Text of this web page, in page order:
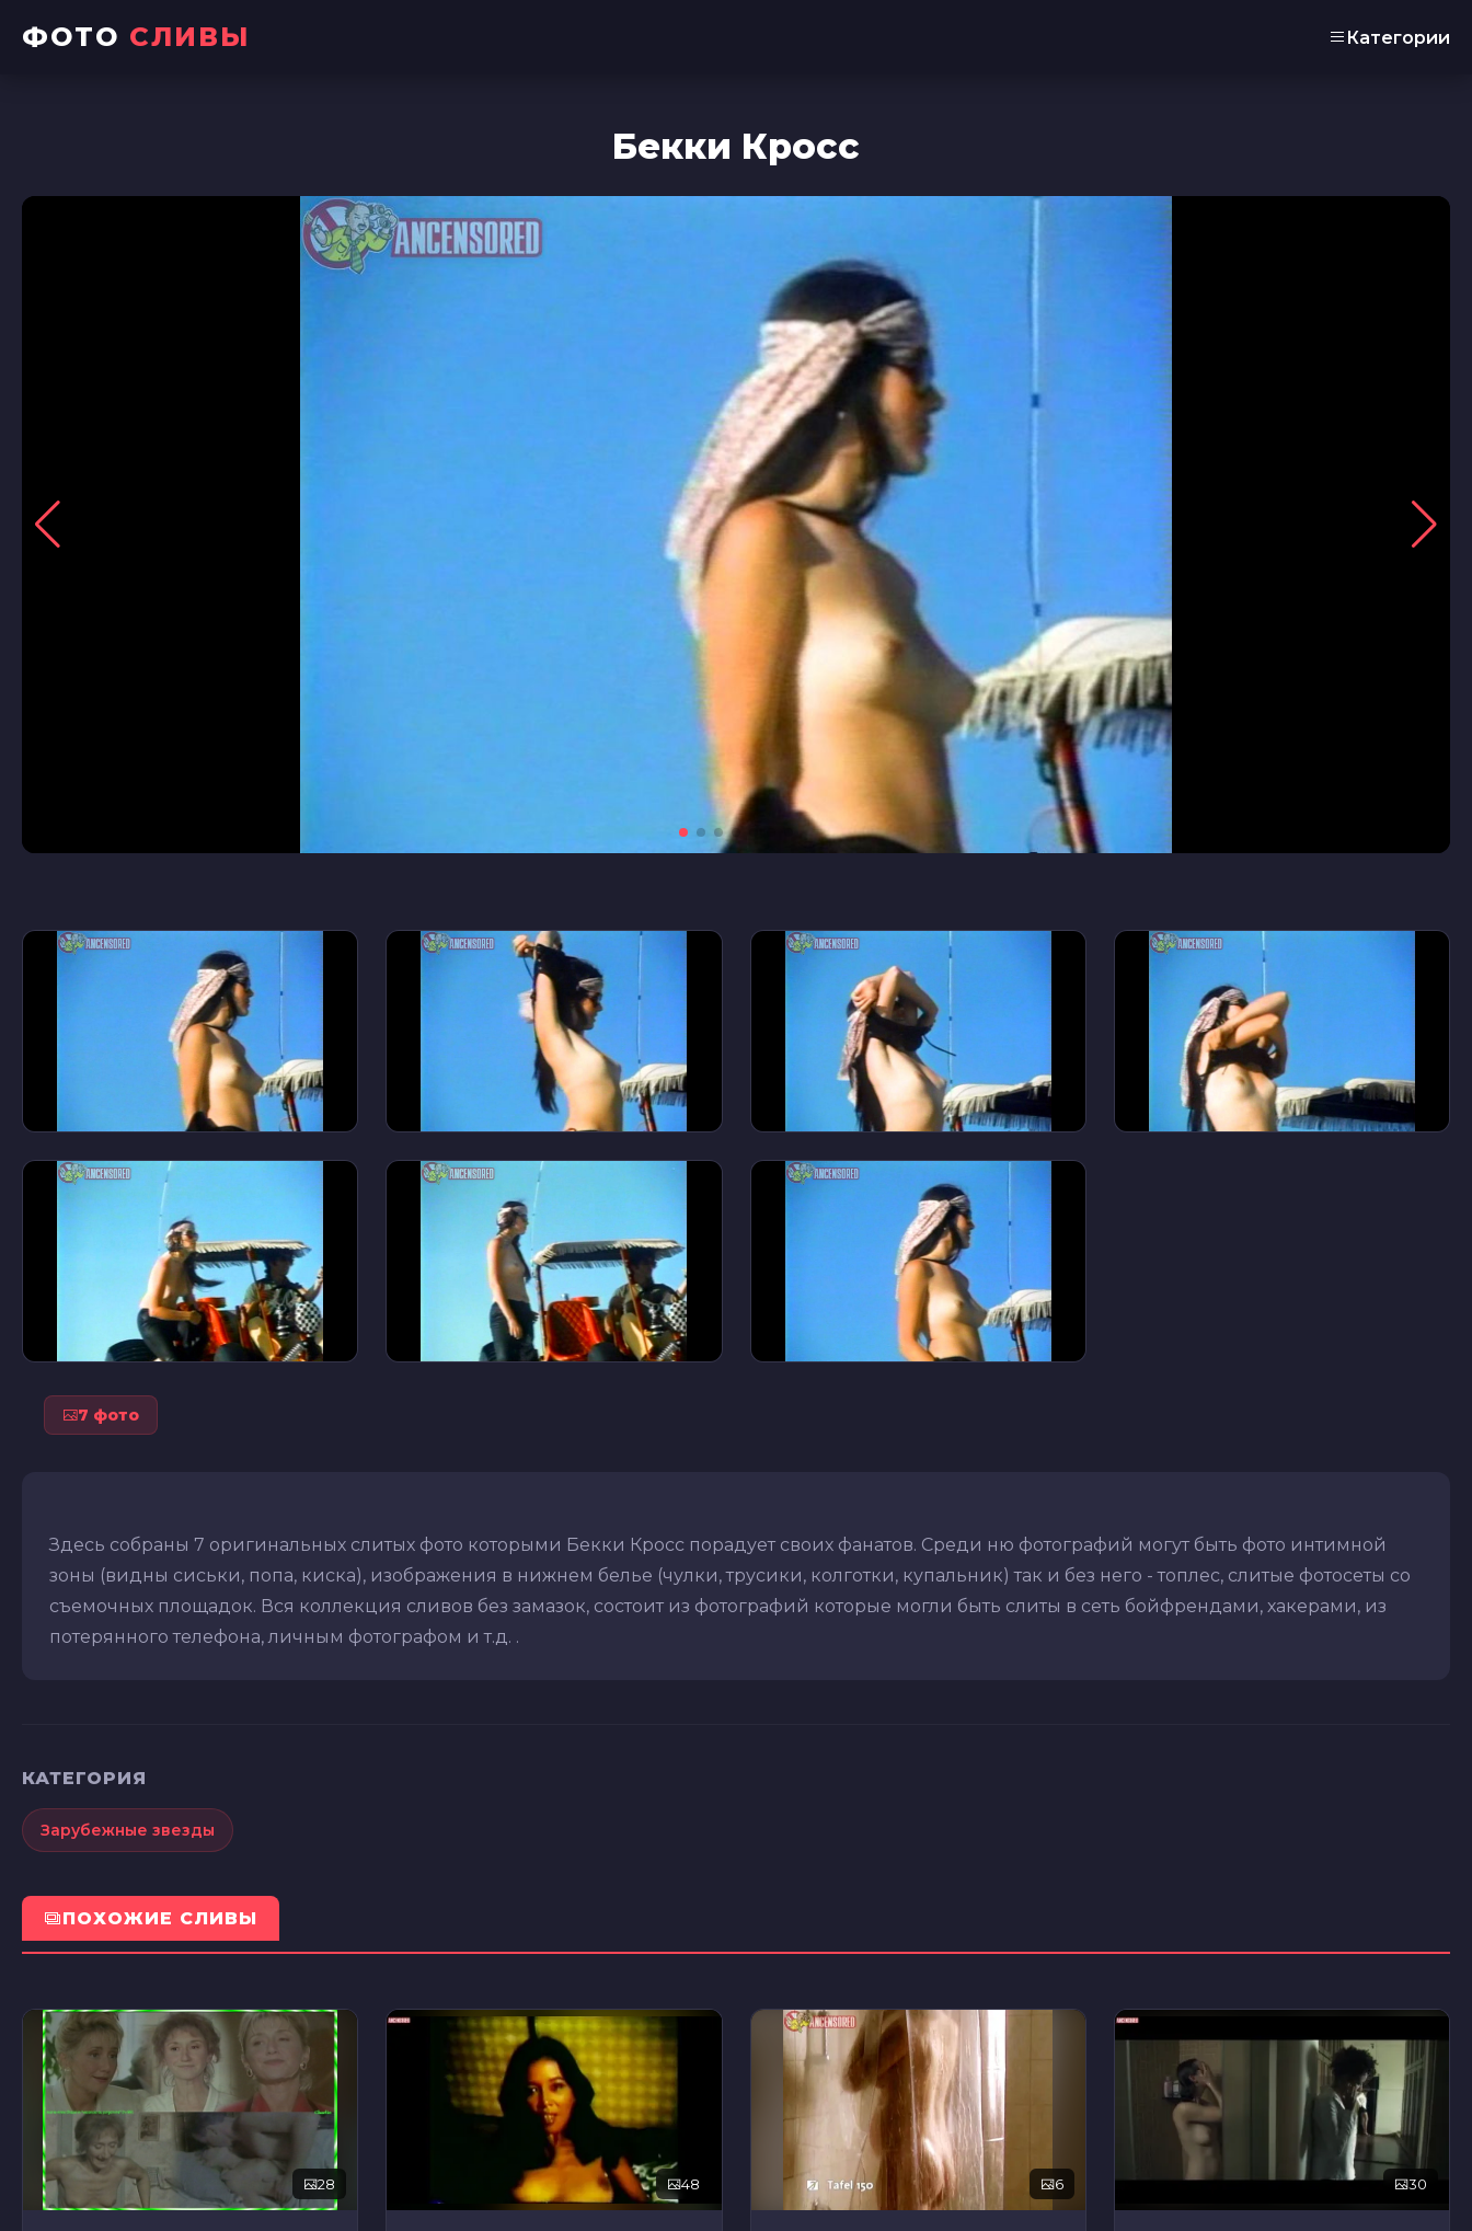
ФОТО СЛИВЫ Категории
Бекки Кросс
7 фото
Здесь собраны 7 оригинальных слитых фото которыми Бекки Кросс порадует своих фанатов. Среди ню фотографий могут быть фото интимной
зоны (видны сиськи, попа, киска), изображения в нижнем белье (чулки, трусики, колготки, купальник) так и без него - топлес, слитые фотосеты со
съемочных площадок. Вся коллекция сливов без замазок, состоит из фотографий которые могли быть слиты в сеть бойфрендами, хакерами, из
потерянного телефона, личным фотографом и т.д. .
КАТЕГОРИЯ
Зарубежные звезды
ПОХОЖИЕ СЛИВЫ
28 48 6 30